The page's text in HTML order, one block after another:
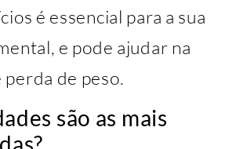
é essencial para a sua
e pode ajudar na
de peso.
são as mais